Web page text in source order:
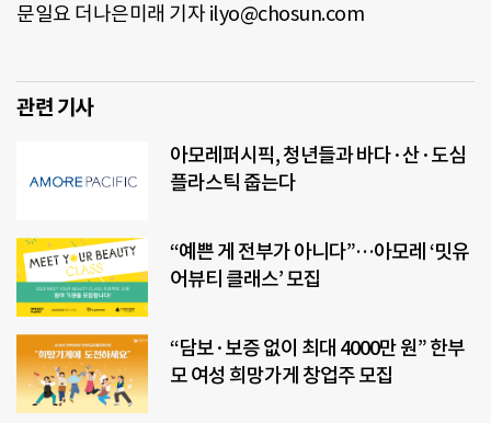
문일요 더나은미래 기자 ilyo@chosun.com
관련 기사
아모레퍼시픽, 청년들과 바다·산·도심
플라스틱 줍는다
“예쁜 게 전부가 아니다”…아모레 ‘밋유
어뷰티 클래스’ 모집
“담보·보증 없이 최대 4000만 원” 한부
모 여성 희망가게 창업주 모집